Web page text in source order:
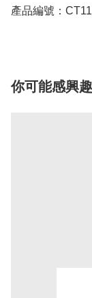
產品編號：
你可能感興